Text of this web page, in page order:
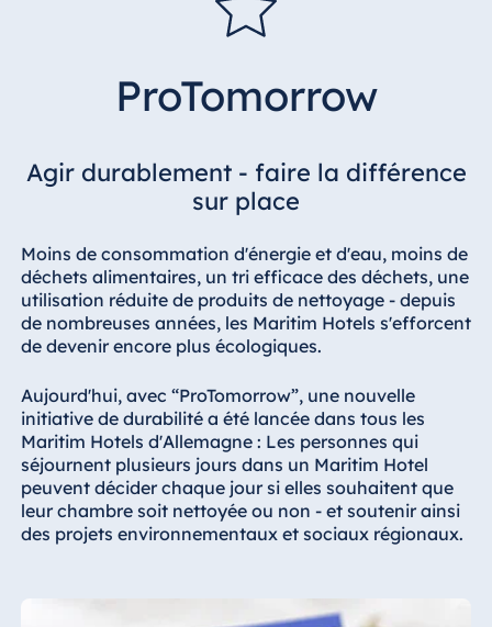
Hotel Darmstadt
Hotel Dresden
Hotel Frankfurt
Hotel am
Schlossgarten
Fulda
Hannover
Hotel Ingolstadt
Hotel Bellevue
Kiel
Hotel Köln
ProTomorrow
Agir durablement - faire la différence
sur place
Moins de consommation d'énergie et d'eau, moins de
déchets alimentaires, un tri efficace des déchets, une
utilisation réduite de produits de nettoyage - depuis
de nombreuses années, les Maritim Hotels s'efforcent
de devenir encore plus écologiques.
Aujourd'hui, avec “ProTomorrow”, une nouvelle
initiative de durabilité a été lancée dans tous les
Maritim Hotels d'Allemagne : Les personnes qui
séjournent plusieurs jours dans un Maritim Hotel
peuvent décider chaque jour si elles souhaitent que
leur chambre soit nettoyée ou non - et soutenir ainsi
des projets environnementaux et sociaux régionaux.